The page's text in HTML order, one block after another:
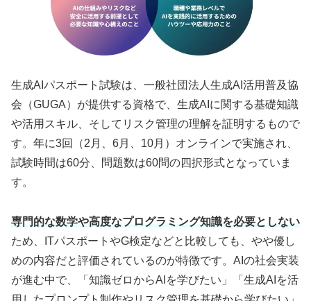
生成AIパスポート試験は、一般社団法人生成AI活用普及協
会（GUGA）が提供する資格で、生成AIに関する基礎知識
や活用スキル、そしてリスク管理の理解を証明するもので
す。年に3回（2月、6月、10月）オンラインで実施され、
試験時間は60分、問題数は60問の四択形式となっていま
す。
専門的な数学や高度なプログラミング知識を必要としない
ため、ITパスポートやG検定などと比較しても、やや優し
めの内容だと評価されているのが特徴です。AIの社会実装
が進む中で、「知識ゼロからAIを学びたい」「生成AIを活